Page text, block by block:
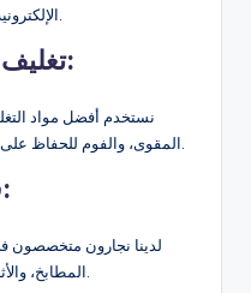
الإلكترونية مع المحافظة على ترتيب كل قطعة.
تغليف أثاث عالي الجودة:
نستخدم أفضل مواد
المقوى، والفوم للحفاظ على كل قطعة أثاث من الخدوش والكسر.
فك وتركيب الأثاث:
لدينا نجارون متخصصون
المطابخ، والأثاث المصنوع من الخشب أو الألمنيوم.